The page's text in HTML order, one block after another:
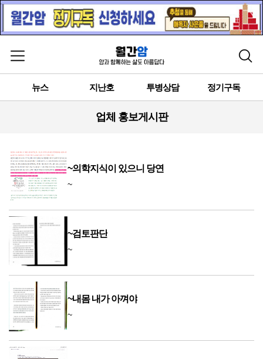
메뉴 열기 검색
뉴스 지난호 투병상담 정기구독
업체 홍보게시판
~의학지식이 있으니 당연
~
~검토판단
~
~내몸 내가 아껴야
~